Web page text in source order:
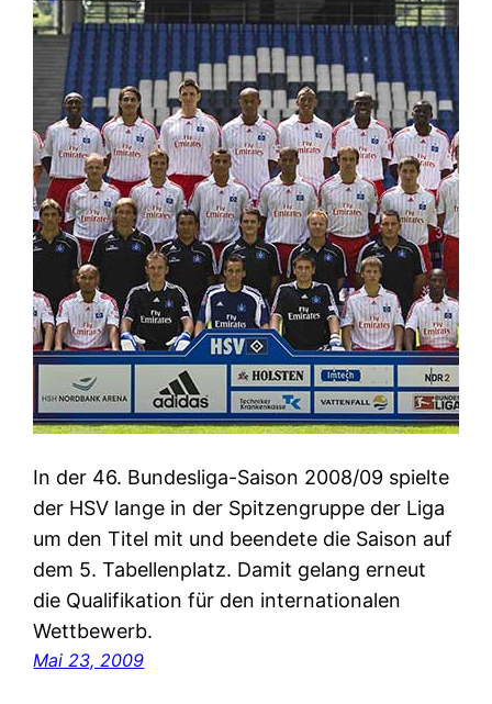
In der 46. Bundesliga-Saison 2008/09 spielte
der HSV lange in der Spitzengruppe der Liga
um den Titel mit und beendete die Saison auf
dem 5. Tabellenplatz. Damit gelang erneut
die Qualifikation für den internationalen
Wettbewerb.
Mai 23, 2009